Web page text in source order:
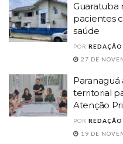
Guaratuba
pacientes
saúde
POR
27 DE
Paranaguá
territorial
Atenção
POR
19 DE